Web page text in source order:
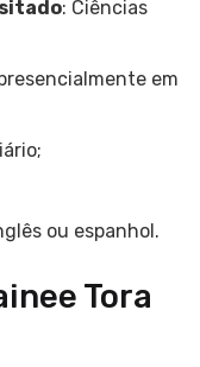
: Ciências
em
ou espanhol.
Tora